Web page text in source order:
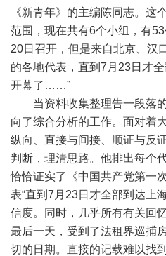
《新青年》的主编陈同志。这
范围，现在共有6个小组，有
20日召开，但是来自北京、汉
的各地代表，直到7月23日才
开幕了……”
当资料收集整理告一段落的
向了综合分析的工作。面对着
纵向、直接与间接、顺证与反
判断，理清思路。他排出每个
恰恰证实了《中国共产党第一
表“直到7月23日才全部到达上
信度。同时，几乎所有有关回
最后一天，受到了法租界巡捕
切的日期。直接的记载难以找